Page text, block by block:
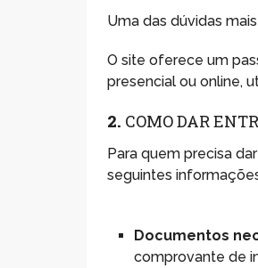
Uma das dúvidas
O site oferece um
presencial ou online,
2. COMO DAR
Para quem precisa
seguintes
Documentos
comprovante de